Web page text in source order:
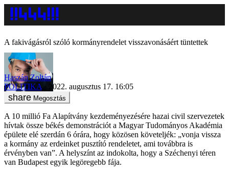
A fakivágásról szóló kormányrendelet visszavonásáért tüntettek
Haszán Zoltán
POLITIKA
2022. augusztus 17. 16:05
Megosztás
A 10 millió Fa Alapítvány kezdeményezésére hazai civil szervezetek
hívtak össze békés demonstrációt a Magyar Tudományos Akadémia
épülete elé szerdán 6 órára, hogy közösen követeljék: „vonja vissza
a kormány az erdeinket pusztító rendeletet, ami továbbra is
érvényben van”. A helyszínt az indokolta, hogy a Széchenyi téren
van Budapest egyik legöregebb fája.